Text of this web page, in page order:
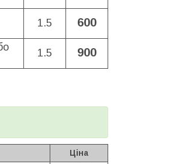
1.5 600
1.5 900
Ціна